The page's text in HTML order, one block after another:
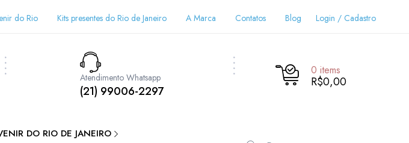
do Rio Kits presentes do Rio de Janeiro A Marca Contatos Blog Login / Cadastro
Atendimento Whatsapp
(21) 99006-2297
0 items
R$0,00
DO RIO DE JANEIRO